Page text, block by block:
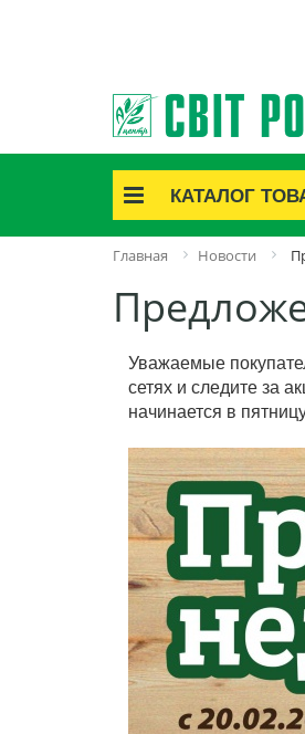
КАТАЛОГ
Акционные товары
Саженцы роз
Саженцы плодово-ягодные
Лук и чеснок
Семенной картофель
Семена и рассада
Саженцы декоративные
Средства защиты
Удобрения
Для комнатных растений
Для ландшафтного
Для полива
Инструменты и
Виноделие
Пчеловодство
Садовые фигуры
Главная Новости
Уважаемые
сетях и следите за
начинается в